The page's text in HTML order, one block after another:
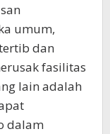
umum,
dan
fasilitas
lain adalah
dalam